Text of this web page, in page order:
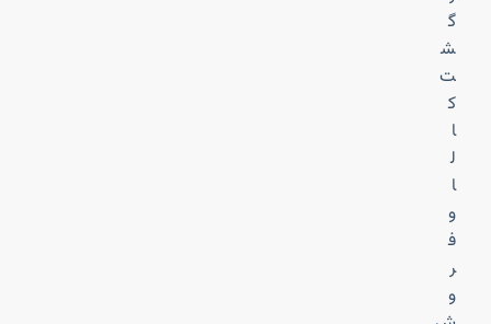
گ
ش
ت
ک
ا
ل
ا
و
ف
ر
و